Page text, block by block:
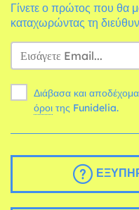
Γίνετε ο πρώτος που θα
καταχωρώντας τη
Διάβασα και
όροι της Funidelia.